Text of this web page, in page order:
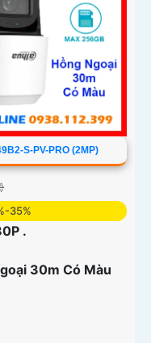
S-PV-PRO (2MP)
35%
.
30m Có Màu